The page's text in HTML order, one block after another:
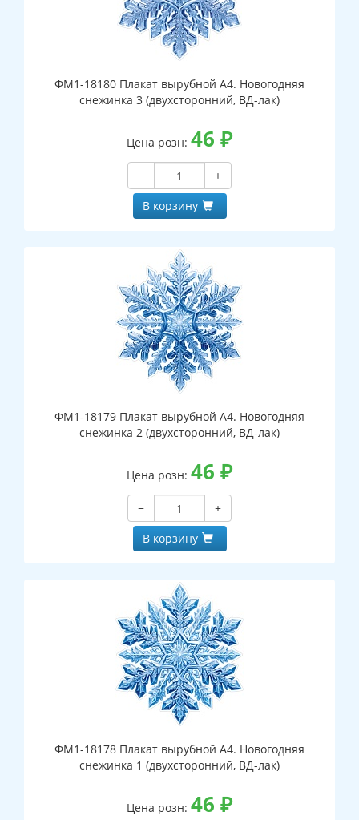
ФМ1-18180 Плакат вырубной А4. Новогодняя
снежинка 3 (двухсторонний, ВД-лак)
Цена розн: 46 ₽
−
+
В корзину
ФМ1-18179 Плакат вырубной А4. Новогодняя
снежинка 2 (двухсторонний, ВД-лак)
Цена розн: 46 ₽
−
+
В корзину
ФМ1-18178 Плакат вырубной А4. Новогодняя
снежинка 1 (двухсторонний, ВД-лак)
Цена розн: 46 ₽